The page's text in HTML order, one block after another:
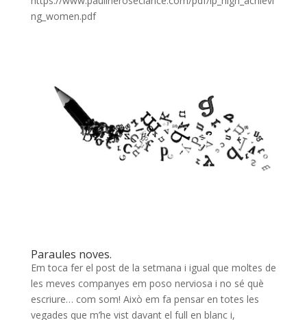
ng_women.pdf
Paraules noves.
Em toca fer el post de la setmana i igual que moltes de
les meves companyes em poso nerviosa i no sé què
escriure… com som! Això em fa pensar en totes les
vegades que m’he vist davant el full en blanc i,